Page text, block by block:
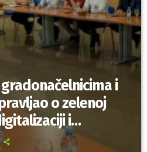
i
o zelenoj
i
županije